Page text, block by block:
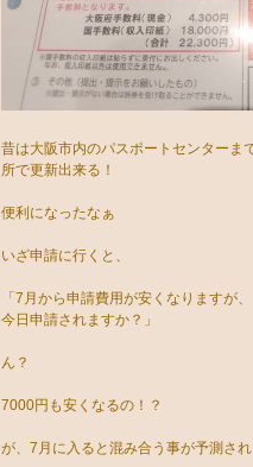
昔は大阪市内のパスポートセンターま
所で更新出来る！
便利になったなぁ
いざ申請に行くと、
「7月から申請費用が安くなりますが、
今日申請されますか？」
ん？
7000円も安くなるの！？
が、7月に入ると混み合う事が予測され